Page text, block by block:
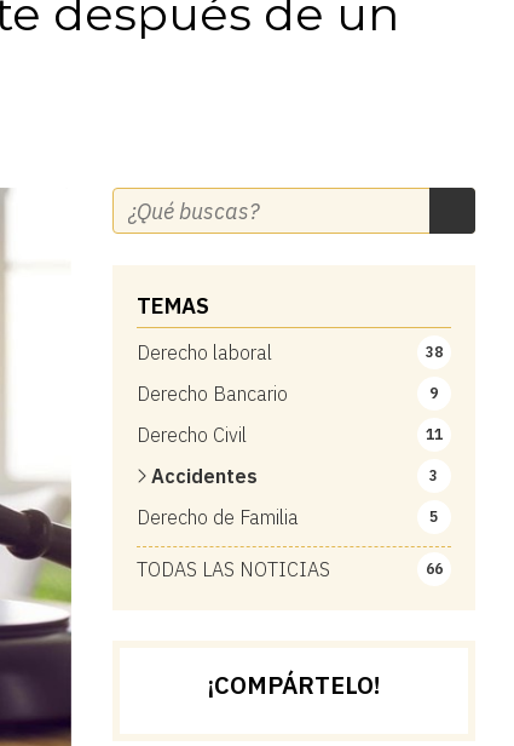
después de un
TEMAS
TODAS LAS NOTICIAS 66
Derecho laboral 38
Derecho Bancario 9
Derecho Civil 11
Accidentes 3
Derecho de Familia 5
¡COMPÁRTELO!